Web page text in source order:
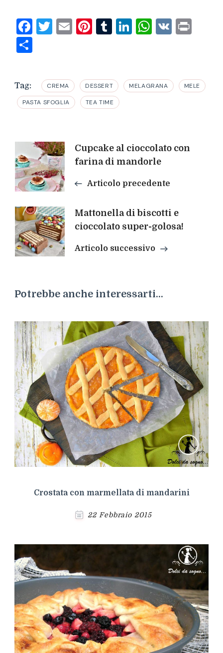
Facebook
Twitter
EmailPinterest
Tumblr
LinkedIn
VK
Tag: CREMA DESSERT MELAGRANA MELE
PASTA SFOGLIA TEA TIME
Navigazione
articoli
Cupcake al cioccolato con
farina di mandorle
Articolo precedente
Mattonella di biscotti e
cioccolato super-golosa!
Articolo successivo
Potrebbe anche interessarti...
Crostata con marmellata di mandarini
22 Febbraio 2015